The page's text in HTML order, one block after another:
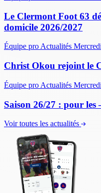
Le Clermont Foot 63
domicile 2026/2027
Équipe proActualités
Christ Okou rejoint le
Équipe pro Actualités
Saison 26/27 : pour
Voir toutes les actualités